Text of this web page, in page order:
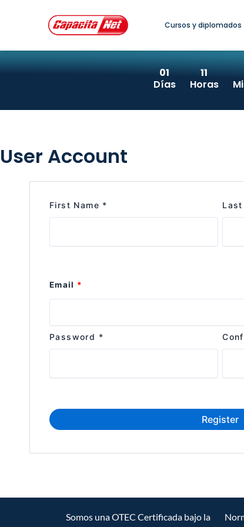
Cursos y diplomados
01
Días
11
Horas
User Account
First Name * Last
Email *
Password *
Somos una OTEC Certificada bajo la